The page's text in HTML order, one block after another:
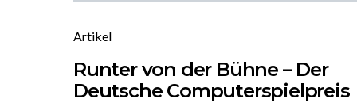
Artikel
Runter von der Bühne – Der
Deutsche Computerspielpreis